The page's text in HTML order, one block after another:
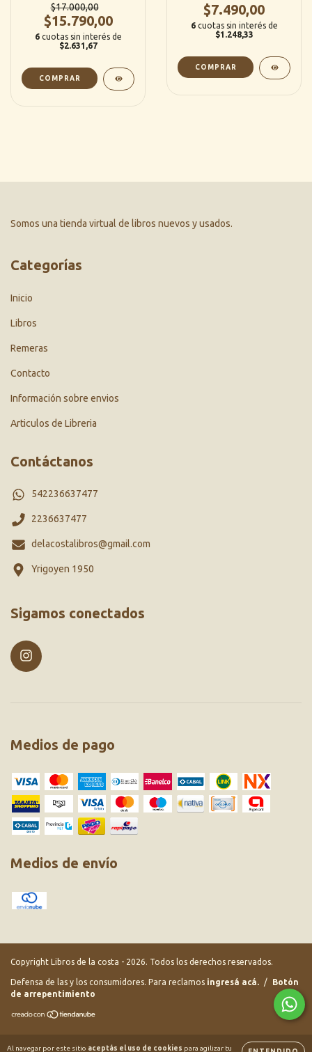
Al navegar por este sitio aceptás el uso de cookies para agilizar tu
Claudio Peroni
(Sudamericana)
$17.000,00
$15.790,00
6 cuotas sin interés de
$2.631,67
$7.490,00
6 cuotas sin interés de
$1.248,33
Somos una tienda virtual de libros nuevos y usados.
Categorías
Inicio
Libros
Remeras
Contacto
Información sobre envios
Articulos de Libreria
Contáctanos
542236637477
2236637477
delacostalibros@gmail.com
Yrigoyen 1950
Sigamos conectados
Medios de pago
Medios de envío
Copyright Libros de la costa - 2026. Todos los derechos reservados.
Defensa de las y los consumidores. Para reclamos ingresá acá. /
Botón
de arrepentimiento